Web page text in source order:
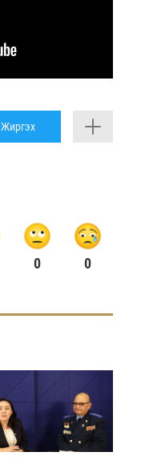
Жиргэх
0 0